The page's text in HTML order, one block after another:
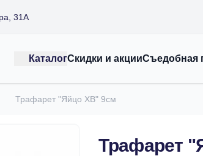
31А
КаталогСкидки и акцииСъедобная
Трафарет "Яйцо ХВ" 9см
Трафарет